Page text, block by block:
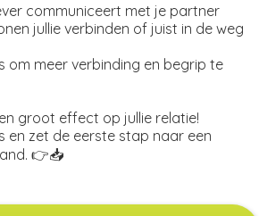
communiceert met je partner
jullie verbinden of juist in de weg
om meer verbinding en begrip te
groot effect op jullie relatie!
en zet de eerste stap naar een
👉📥